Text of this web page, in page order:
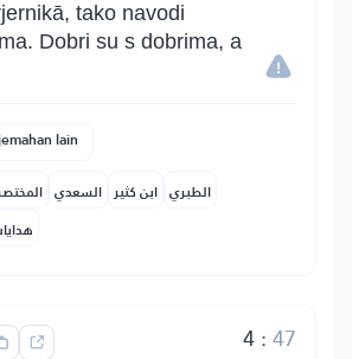
tako navodi
Dobri su s dobrima, a
lain
السعدي ابن كثير الطبري
4:47